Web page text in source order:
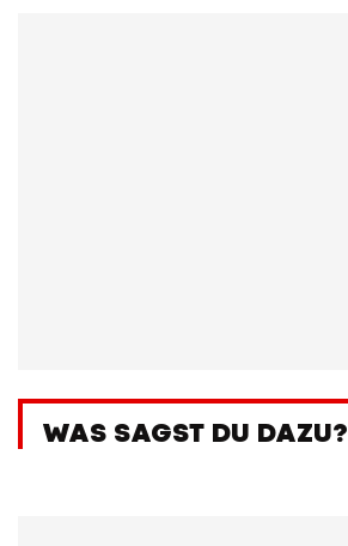
WAS SAGST DU DAZU?